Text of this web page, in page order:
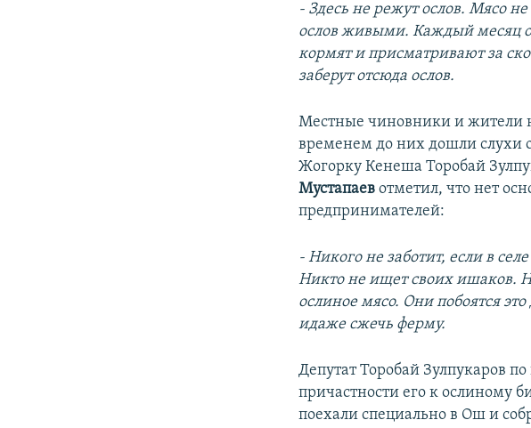
- Здесь не режут ослов. Мясо
ослов живыми. Каждый месяц
кормят и присматривают за
заберут отсюда ослов.
Местные чиновники и жители
временем до них дошли слухи
Жогорку Кенеша Торобай
Мустапаев отметил, что нет
предпринимателей:
- Никого не заботит, если в
Никто не ищет своих ишаков.
ослиное мясо. Они побоятся
идаже сжечь ферму.
Депутат Торобай Зулпукаров
причастности его к ослиному
поехали специально в Ош и